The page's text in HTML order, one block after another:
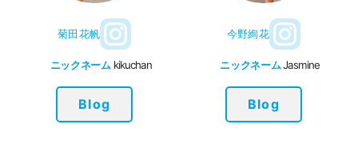
菊田花帆
ニックネームkikuchan
Blog
今野絢花
ニックネームJasmine
Blog